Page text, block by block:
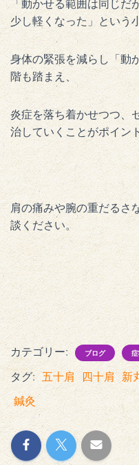
「動かせる範囲は同じだ
少し軽くなった」という
身体の緊張を減らし「動
階も踏まえ、
炎症を落ち着かせつつ、
治していくことがポイン
肩の痛みや腕の重だるさ
談ください。
カテゴリー: ブログ
タグ: 五十肩 四十肩 新
鍼灸